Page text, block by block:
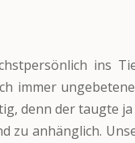
ins
immer
denn der taugte
zu anhänglich.